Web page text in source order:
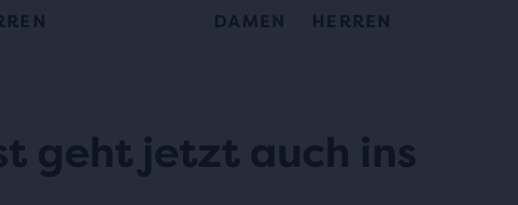
DAMEN
HERREN
geht jetzt auch ins